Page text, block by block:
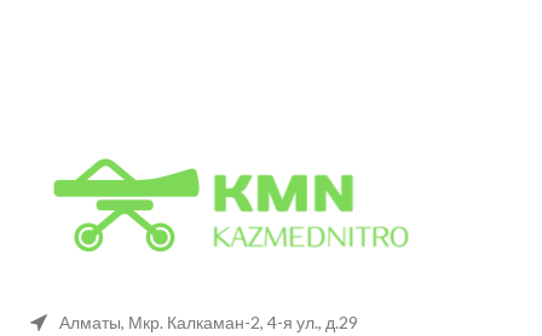
Алматы, Мкр. Калкаман-2, 4-я ул., д.29